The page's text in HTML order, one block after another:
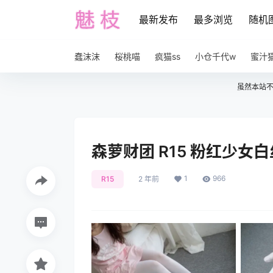
最新发布 最多浏览 随机
蠢沫沫 桜桃喵 疯猫ss 小仓千代w 蜜汁
虽然本站
森萝财团 R15 粉红少女
R15 2 年前 1 966